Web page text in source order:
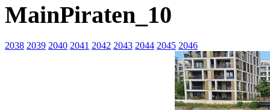
MainPiraten_10
2038 2039 2040 2041 2042 2043 2044 2045 2046